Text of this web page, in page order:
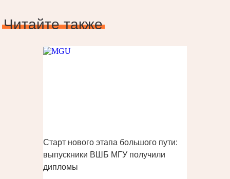
Читайте также
Старт нового этапа большого пути:
выпускники ВШБ МГУ получили
дипломы